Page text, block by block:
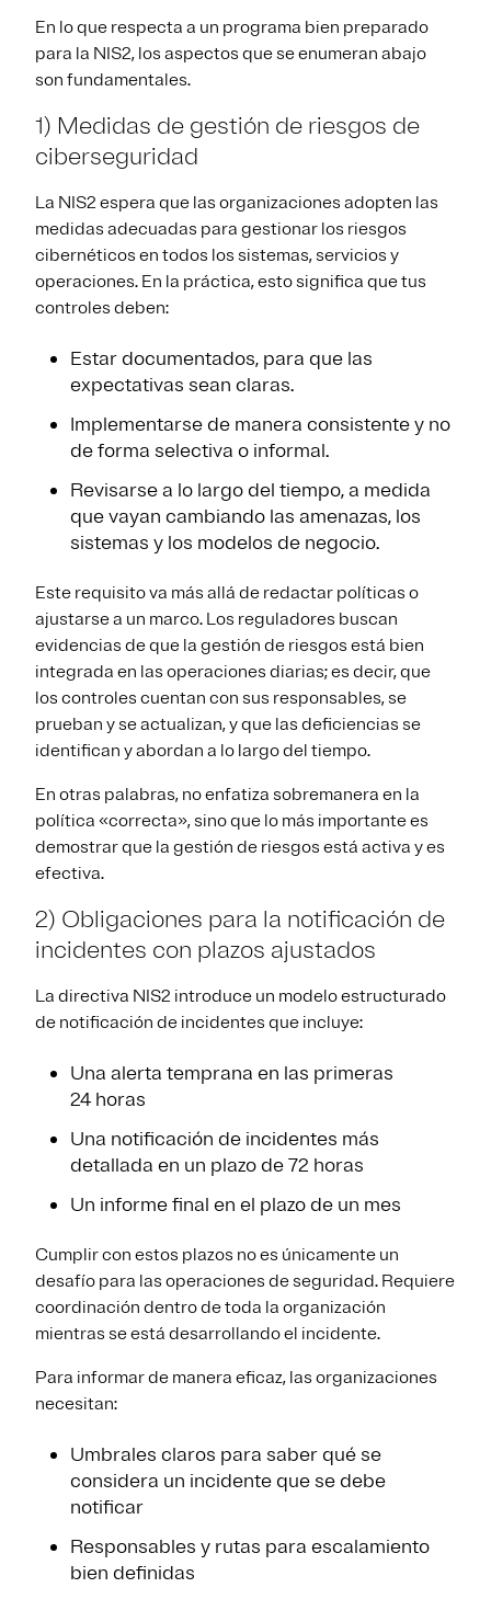
En lo que respecta a un programa bien preparado
para la NIS2, los aspectos que se enumeran abajo
son fundamentales.
1) Medidas de gestión de riesgos de
ciberseguridad
La NIS2 espera que las organizaciones adopten las
medidas adecuadas para gestionar los riesgos
cibernéticos en todos los sistemas, servicios y
operaciones. En la práctica, esto significa que tus
controles deben:
Estar documentados, para que las
expectativas sean claras.
Implementarse de manera consistente y no
de forma selectiva o informal.
Revisarse a lo largo del tiempo, a medida
que vayan cambiando las amenazas, los
sistemas y los modelos de negocio.
Este requisito va más allá de redactar políticas o
ajustarse a un marco. Los reguladores buscan
evidencias de que la gestión de riesgos está bien
integrada en las operaciones diarias; es decir, que
los controles cuentan con sus responsables, se
prueban y se actualizan, y que las deficiencias se
identifican y abordan a lo largo del tiempo.
En otras palabras, no enfatiza sobremanera en la
política «correcta», sino que lo más importante es
demostrar que la gestión de riesgos está activa y es
efectiva.
2) Obligaciones para la notificación de
incidentes con plazos ajustados
La directiva NIS2 introduce un modelo estructurado
de notificación de incidentes que incluye:
Una alerta temprana en las primeras
24 horas
Una notificación de incidentes más
detallada en un plazo de 72 horas
Un informe final en el plazo de un mes
Cumplir con estos plazos no es únicamente un
desafío para las operaciones de seguridad. Requiere
coordinación dentro de toda la organización
mientras se está desarrollando el incidente.
Para informar de manera eficaz, las organizaciones
necesitan:
Umbrales claros para saber qué se
considera un incidente que se debe
notificar
Responsables y rutas para escalamiento
bien definidas